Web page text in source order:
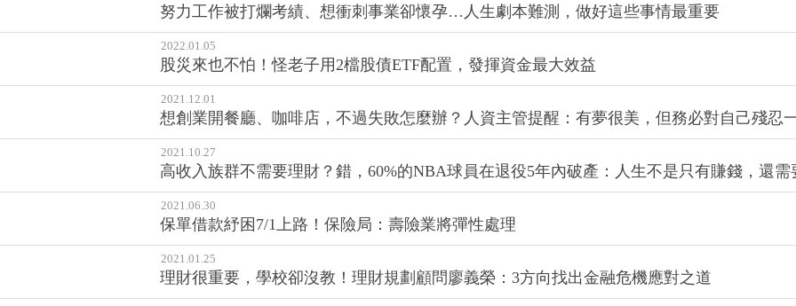
努力工作被打爛考績、想衝刺事業卻懷孕…人生劇本難測，做好這些事情最重要
2022.01.05
股災來也不怕！怪老子用2檔股債ETF配置，發揮資金最大效益
2021.12.01
想創業開餐廳、咖啡店，不過失敗怎麼辦？人資主管提醒：有夢很美，但務必對自己殘忍
2021.10.27
高收入族群不需要理財？錯，60%的NBA球員在退役5年內破產：人生不是只有賺錢，還需
2021.06.30
保單借款紓困7/1上路！保險局：壽險業將彈性處理
2021.01.25
理財很重要，學校卻沒教！理財規劃顧問廖義榮：3方向找出金融危機應對之道